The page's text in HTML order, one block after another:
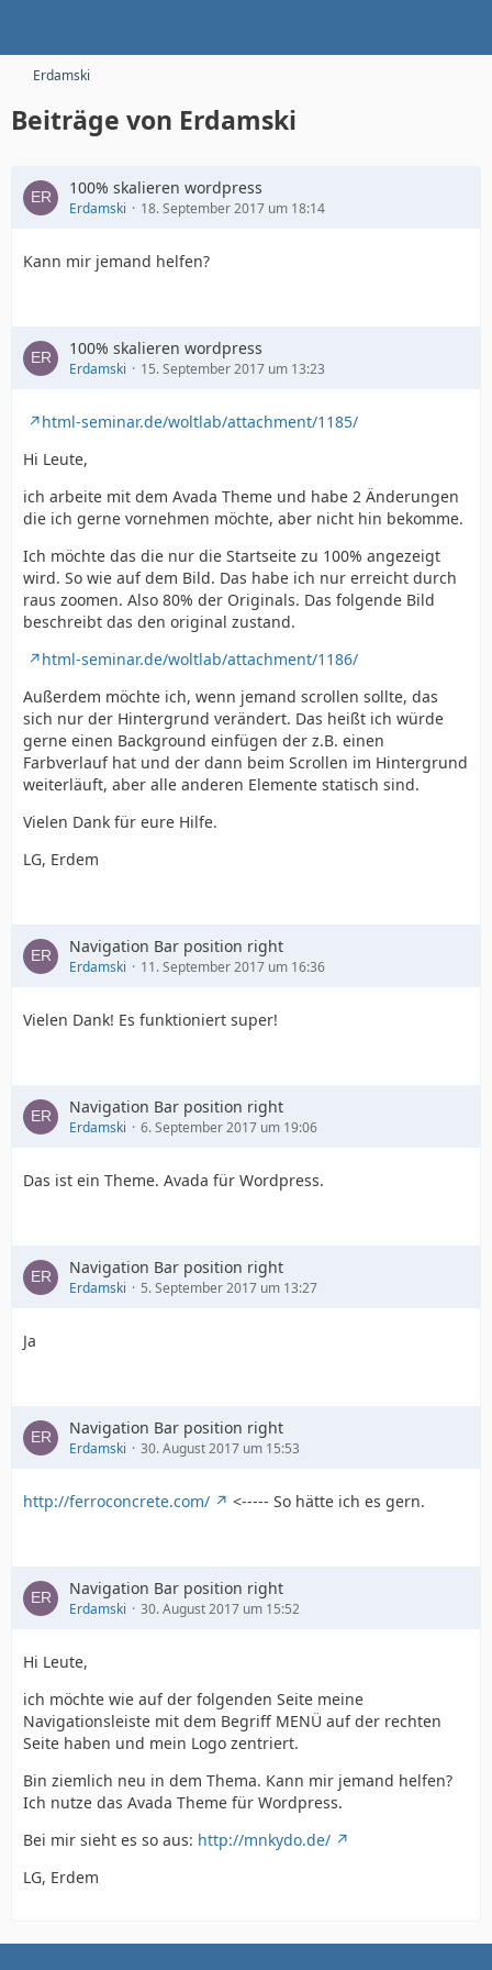
Erdamski
Beiträge von Erdamski
100% skalieren wordpress
Erdamski 18. September 2017 um 18:14
Kann mir jemand helfen?
100% skalieren wordpress
Erdamski 15. September 2017 um 13:23
html-seminar.de/woltlab/attachment/1185/
Hi Leute,
ich arbeite mit dem Avada Theme und habe 2 Änderungen
die ich gerne vornehmen möchte, aber nicht hin bekomme.
Ich möchte das die nur die Startseite zu 100% angezeigt
wird. So wie auf dem Bild. Das habe ich nur erreicht durch
raus zoomen. Also 80% der Originals. Das folgende Bild
beschreibt das den original zustand.
html-seminar.de/woltlab/attachment/1186/
Außerdem möchte ich, wenn jemand scrollen sollte, das
sich nur der Hintergrund verändert. Das heißt ich würde
gerne einen Background einfügen der z.B. einen
Farbverlauf hat und der dann beim Scrollen im Hintergrund
weiterläuft, aber alle anderen Elemente statisch sind.
Vielen Dank für eure Hilfe.
LG, Erdem
Navigation Bar position right
Erdamski 11. September 2017 um 16:36
Vielen Dank! Es funktioniert super!
Navigation Bar position right
Erdamski 6. September 2017 um 19:06
Das ist ein Theme. Avada für Wordpress.
Navigation Bar position right
Erdamski 5. September 2017 um 13:27
Ja
Navigation Bar position right
Erdamski 30. August 2017 um 15:53
http://ferroconcrete.com/ <----- So hätte ich es gern.
Navigation Bar position right
Erdamski 30. August 2017 um 15:52
Hi Leute,
ich möchte wie auf der folgenden Seite meine
Navigationsleiste mit dem Begriff MENÜ auf der rechten
Seite haben und mein Logo zentriert.
Bin ziemlich neu in dem Thema. Kann mir jemand helfen?
Ich nutze das Avada Theme für Wordpress.
Bei mir sieht es so aus: http://mnkydo.de/
LG, Erdem